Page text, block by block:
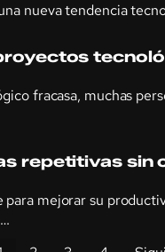
nueva tendencia
fracasa, muchas
repetitivas sin
para mejorar su